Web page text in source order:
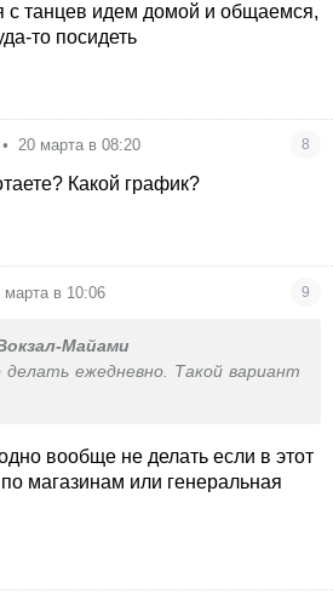
с танцев идем домой и общаемся,
то посидеть
• 20 марта в 08:20 8
Какой график?
марта в 10:06 9
Майами
делать ежедневно. Такой вариант
вообще не делать если в этот
магазинам или генеральная